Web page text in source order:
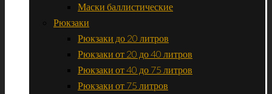
Маски баллистические
Рюкзаки
Рюкзаки до 20 литров
Рюкзаки от 20 до 40 литров
Рюкзаки от 40 до 75 литров
Рюкзаки от 75 литров